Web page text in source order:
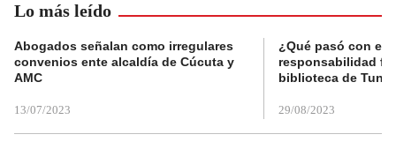
Lo más leído
Abogados señalan como irregulares
convenios ente alcaldía de Cúcuta y
AMC
13/07/2023
¿Qué pasó con el
responsabilidad
biblioteca de
29/08/2023